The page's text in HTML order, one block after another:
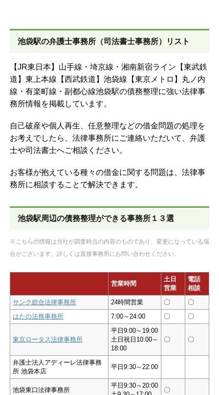
池袋駅の弁護士事務所（司法書士事務所）リスト
【JR東日本】山手線・埼京線・湘南新宿ライン【東武鉄
道】東上本線【西武鉄道】池袋線【東京メトロ】丸ノ内
線・有楽町線・副都心線池袋駅の債務整理に強い法律事
務所情報を掲載しています。
自己破産や個人再生、任意整理などの借金問題の処理を
お考えでしたら、法律事務所にご連絡いただいて、弁護
士や司法書士へご相談ください。
お客様が抱えている種々の借金に関する問題は、法律事
務所に相談することで解決できます。
池袋駅周辺の債務整理ができる事務所１３選
※こちらの情報は当社が調査時点の内容のものであり、変更になっている場
合がございます。詳しくは直接事務所にお問い合わせください。
営業時間
土日
営業
電話
相談
サンク総合法律事務所
24時間営業 〇
〇
はたの法務事務所
7:00～24:00 〇 〇
東京ロータス法律事務所
平日9:00～19:00
土日祝日10:00～
18:00
〇 〇
弁護士法人アディーレ法律事務
所 池袋本店
平日9:30～22:00
池袋東口法律事務所
平日9:30～20:00
〇